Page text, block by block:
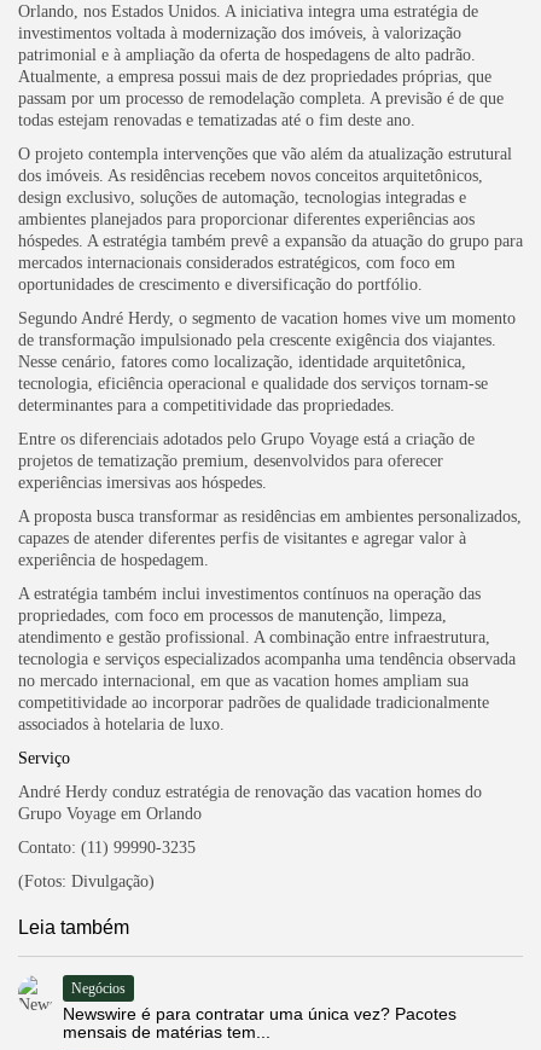
Orlando, nos Estados Unidos. A iniciativa integra uma estratégia de
investimentos voltada à modernização dos imóveis, à valorização
patrimonial e à ampliação da oferta de hospedagens de alto padrão.
Atualmente, a empresa possui mais de dez propriedades próprias, que
passam por um processo de remodelação completa. A previsão é de que
todas estejam renovadas e tematizadas até o fim deste ano.
O projeto contempla intervenções que vão além da atualização estrutural
dos imóveis. As residências recebem novos conceitos arquitetônicos,
design exclusivo, soluções de automação, tecnologias integradas e
ambientes planejados para proporcionar diferentes experiências aos
hóspedes. A estratégia também prevê a expansão da atuação do grupo para
mercados internacionais considerados estratégicos, com foco em
oportunidades de crescimento e diversificação do portfólio.
Segundo André Herdy, o segmento de vacation homes vive um momento
de transformação impulsionado pela crescente exigência dos viajantes.
Nesse cenário, fatores como localização, identidade arquitetônica,
tecnologia, eficiência operacional e qualidade dos serviços tornam-se
determinantes para a competitividade das propriedades.
Entre os diferenciais adotados pelo Grupo Voyage está a criação de
projetos de tematização premium, desenvolvidos para oferecer
experiências imersivas aos hóspedes.
A proposta busca transformar as residências em ambientes personalizados,
capazes de atender diferentes perfis de visitantes e agregar valor à
experiência de hospedagem.
A estratégia também inclui investimentos contínuos na operação das
propriedades, com foco em processos de manutenção, limpeza,
atendimento e gestão profissional. A combinação entre infraestrutura,
tecnologia e serviços especializados acompanha uma tendência observada
no mercado internacional, em que as vacation homes ampliam sua
competitividade ao incorporar padrões de qualidade tradicionalmente
associados à hotelaria de luxo.
Serviço
André Herdy conduz estratégia de renovação das vacation homes do
Grupo Voyage em Orlando
Contato: (11) 99990-3235
(Fotos: Divulgação)
Leia também
Negócios
Newswire é para contratar uma única vez? Pacotes
mensais de matérias tem...